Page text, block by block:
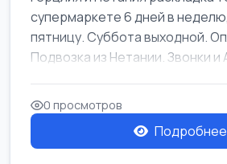
супермаркете 6 дней в
пятницу. Суббота выходной.
Подвозка из Нетании. Звонки и
0 просмотров
Подробнее